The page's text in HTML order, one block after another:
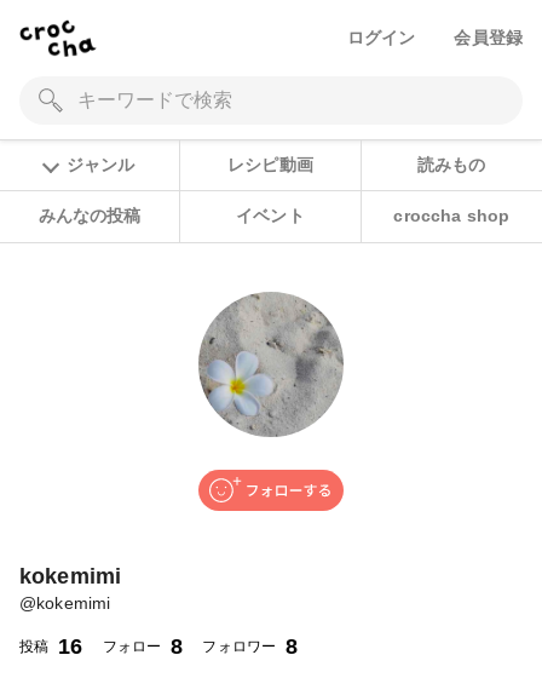
ログイン 会員登録
ジャンル レシピ動画 読みもの
みんなの投稿 イベント croccha shop
kokemimi
@kokemimi
投稿 16 フォロー 8 フォロワー 8